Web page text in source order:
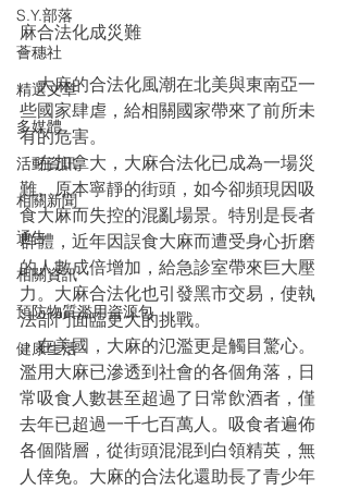
S.Y.部落
薈穗社
精選文章
多媒體
活動資訊
相關新聞
通告
相關資訊
預防物質濫用資源包
健康生活
麻合法化成災難
大麻的合法化風潮在北美與東南亞一
些國家肆虐，給相關國家帶來了前所未
有的危害。
在加拿大，大麻合法化已成為一場災
難。原本寧靜的街頭，如今卻頻現因吸
食大麻而失控的混亂場景。特別是長者
群體，近年因誤食大麻而遭受身心折磨
的人數成倍增加，給急診室帶來巨大壓
力。大麻合法化也引發黑市交易，使執
法部門面臨更大的挑戰。
在美國，大麻的氾濫更是觸目驚心。
濫用大麻已滲透到社會的各個角落，日
常吸食人數甚至超過了日常飲酒者，僅
去年已超過一千七百萬人。吸食者遍佈
各個階層，從街頭混混到白領精英，無
人倖免。大麻的合法化還助長了青少年